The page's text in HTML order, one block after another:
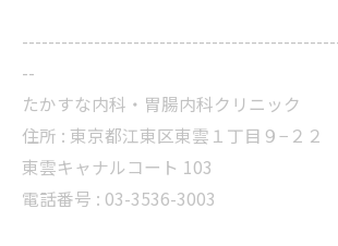
--
たかすな内科・胃腸内科クリニック
住所 : 東京都江東区東雲１丁目９−２２
東雲キャナルコート 103
電話番号 : 03-3536-3003